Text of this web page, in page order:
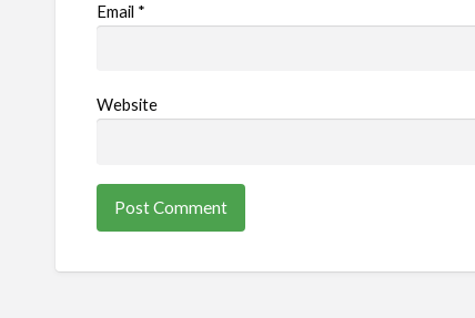
Email *
Website